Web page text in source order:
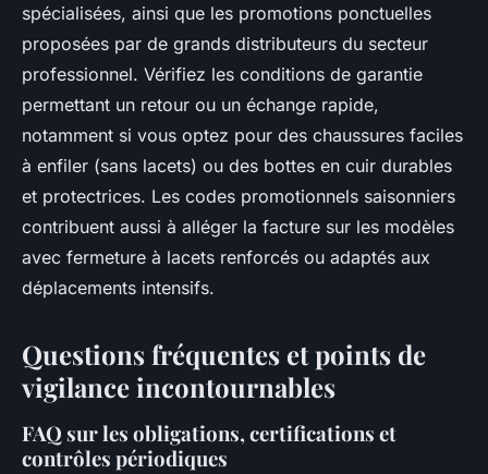
spécialisées, ainsi que les promotions ponctuelles
proposées par de grands distributeurs du secteur
professionnel. Vérifiez les conditions de garantie
permettant un retour ou un échange rapide,
notamment si vous optez pour des chaussures faciles
à enfiler (sans lacets) ou des bottes en cuir durables
et protectrices. Les codes promotionnels saisonniers
contribuent aussi à alléger la facture sur les modèles
avec fermeture à lacets renforcés ou adaptés aux
déplacements intensifs.
Questions fréquentes et points de
vigilance incontournables
FAQ sur les obligations, certifications et
contrôles périodiques